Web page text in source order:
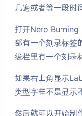
几遍或者等一段时
打开Nero Burning
部有一个刻录标签
级栏里有一个刻录
如果右上角显示
类型字样不是显示
然后就可以开始制